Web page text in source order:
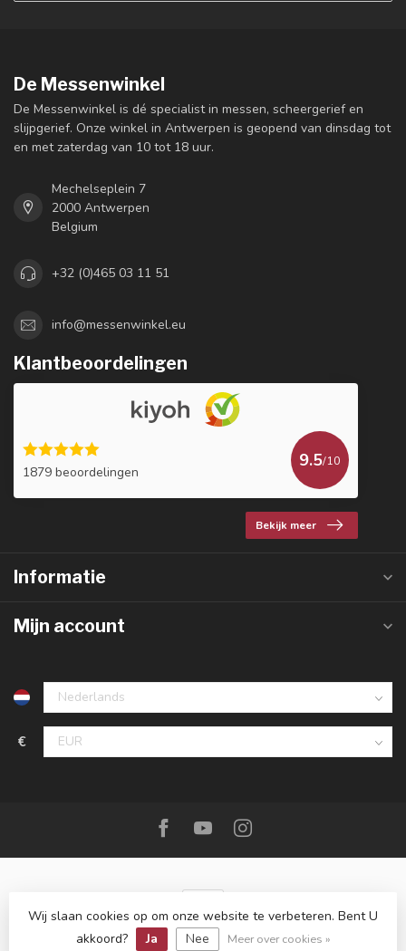
De Messenwinkel
De Messenwinkel is dé specialist in messen, scheergerief en
slijpgerief. Onze winkel in Antwerpen is geopend van dinsdag tot
en met zaterdag van 10 tot 18 uur.
Mechelseplein 7
2000 Antwerpen
Belgium
+32 (0)465 03 11 51
info@messenwinkel.eu
Klantbeoordelingen
1879 beoordelingen
9.5/10
Bekijk meer
Informatie
Mijn account
€
© Copyright 2026 De Messenwinkel
Wij slaan cookies op om onze website te verbeteren. Bent U
akkoord?
Ja Nee Meer over cookies »